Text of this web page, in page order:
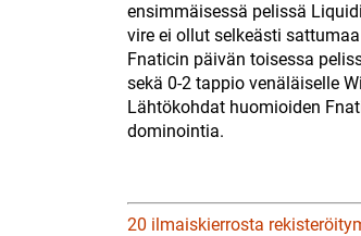
ensimmäisessä pelissä
vire ei ollut selkeästi
Fnaticin päivän toisessa
sekä 0-2 tappio venäläiselle
Lähtökohdat huomioiden
dominointia.
20 ilmaiskierrosta